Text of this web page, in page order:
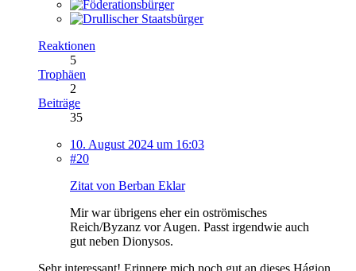
Reaktionen
5
Trophäen
2
Beiträge
35
10. August 2024 um 16:03
#20
Zitat von Berban Eklar
Mir war übrigens eher ein oströmisches
Reich/Byzanz vor Augen. Passt irgendwie auch
gut neben Dionysos.
Sehr interessant! Erinnere mich noch gut an dieses Hágion